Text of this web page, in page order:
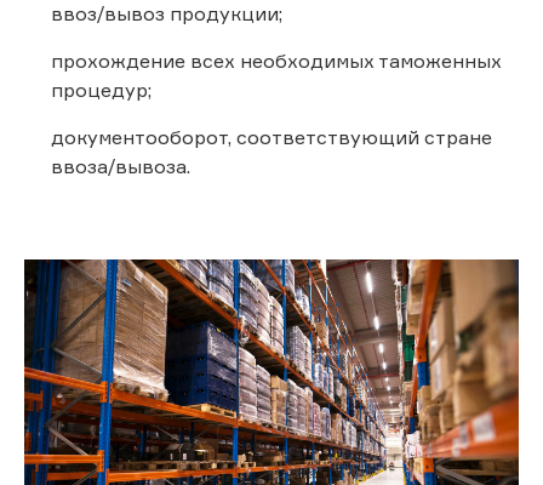
ввоз/вывоз продукции;
прохождение всех необходимых таможенных
процедур;
документооборот, соответствующий стране
ввоза/вывоза.